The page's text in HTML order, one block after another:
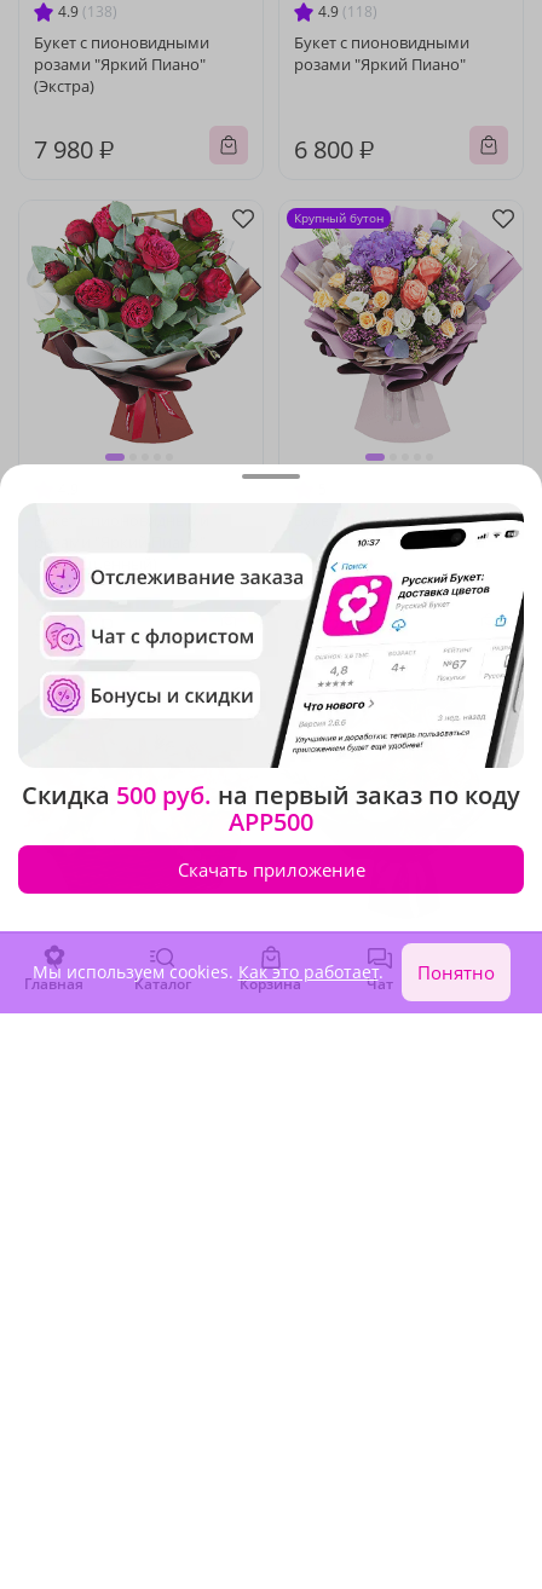
4.9 (138)
Букет с пионовидными
розами "Яркий Пиано"
(Экстра)
7 980 ₽
4.9 (118)
Букет с пионовидными
розами "Яркий Пиано"
6 800 ₽
(Уменьшенный)
5 620 ₽
Букет "Феерия чувств"
9 220 ₽
Крупный бутон
4.8(17)
"Великолепная"
Сезонные цветы
4.9(321)
Букет "Дивный вечер"
Крупный бутон
Главная Каталог Корзина Чат Войти
Скидка 500 руб. на первый заказ по коду
APP500
Скачать приложение
Мы используем cookies. Как это работает. Понятно